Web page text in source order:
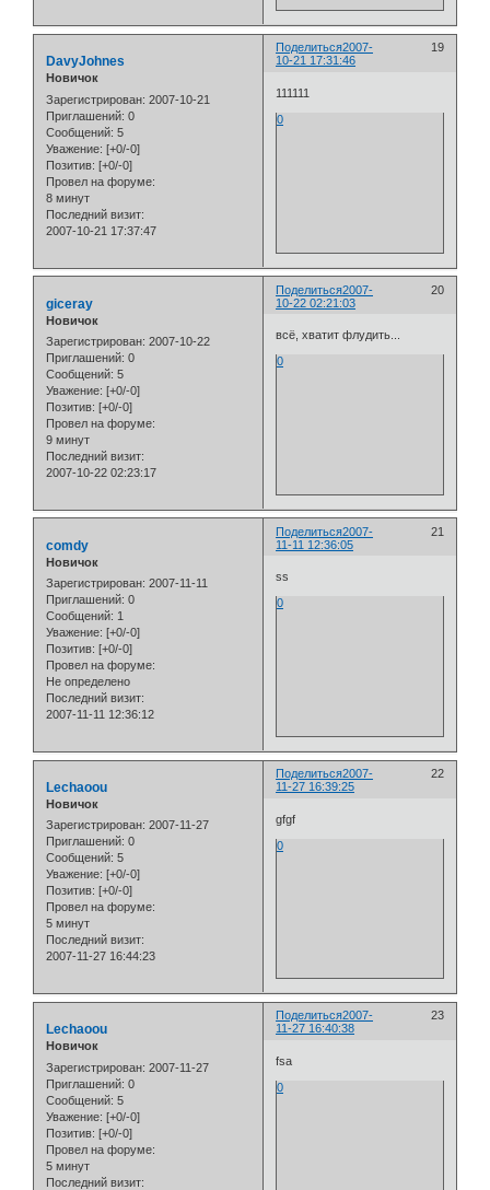
Поделиться 19
2007-
10-21 17:31:46
DavyJohnes
Новичок
Зарегистрирован: 2007-10-21
Приглашений: 0
Сообщений: 5
Уважение: [+0/-0]
Позитив: [+0/-0]
Провел на форуме:
8 минут
Последний визит:
2007-10-21 17:37:47
111111
0
Поделиться 20
2007-
10-22 02:21:03
giceray
Новичок
Зарегистрирован: 2007-10-22
Приглашений: 0
Сообщений: 5
Уважение: [+0/-0]
Позитив: [+0/-0]
Провел на форуме:
9 минут
Последний визит:
2007-10-22 02:23:17
всё, хватит флудить...
0
Поделиться 21
2007-
11-11 12:36:05
comdy
Новичок
Зарегистрирован: 2007-11-11
Приглашений: 0
Сообщений: 1
Уважение: [+0/-0]
Позитив: [+0/-0]
Провел на форуме:
Не определено
Последний визит:
2007-11-11 12:36:12
ss
0
Поделиться 22
2007-
11-27 16:39:25
Lechaoou
Новичок
Зарегистрирован: 2007-11-27
Приглашений: 0
Сообщений: 5
Уважение: [+0/-0]
Позитив: [+0/-0]
Провел на форуме:
5 минут
Последний визит:
2007-11-27 16:44:23
gfgf
0
Поделиться 23
2007-
11-27 16:40:38
Lechaoou
Новичок
Зарегистрирован: 2007-11-27
Приглашений: 0
Сообщений: 5
Уважение: [+0/-0]
Позитив: [+0/-0]
Провел на форуме:
5 минут
Последний визит:
fsa
0